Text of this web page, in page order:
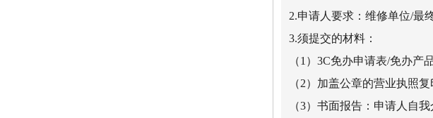
2.申请人要求：维修单位/最
3.须提交的材料：
（1）3C免办申请表/免办产
（2）加盖公章的营业执照
（3）书面报告：申请人自